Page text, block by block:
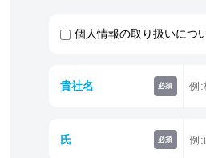
個人情報の取り扱いにつ
貴社名 必須
氏 必須